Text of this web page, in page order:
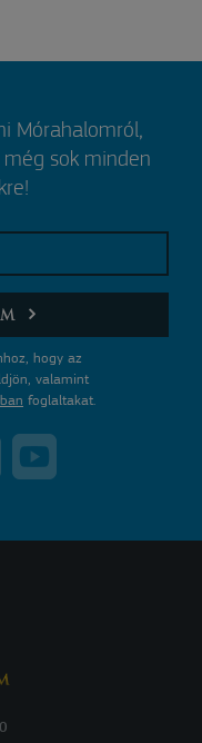
Mórahalomról,
sok minden
hogy az
valamint
foglaltakat.